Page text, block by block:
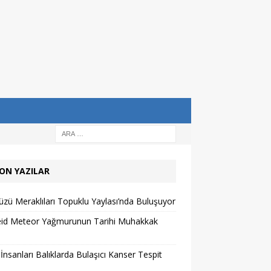
YAZILAR
Meraklıları Topuklu Yaylası’nda Buluşuyor
Meteor Yağmurunun Tarihi Muhakkak
Balıklarda Bulaşıcı Kanser Tespit